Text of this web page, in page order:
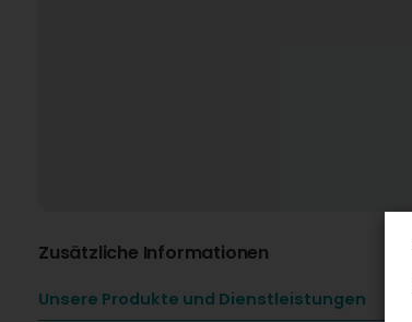
Zusätzliche Informationen
Unsere Produkte und Dienstleistungen